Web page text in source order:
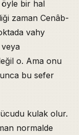
öyle bir hal
zaman Cenâb-
vahy
o. Ama onu
bu sefer
kulak olur.
normalde